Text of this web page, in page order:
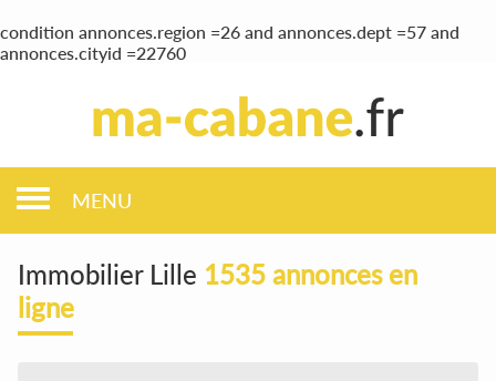
condition annonces.region =26 and annonces.dept =57 and
annonces.cityid =22760
MENU
Immobilier Lille 1535 annonces en
ligne